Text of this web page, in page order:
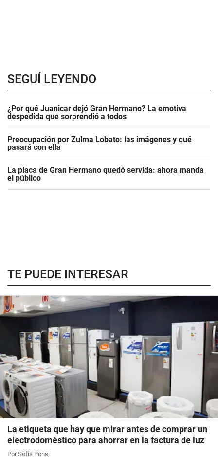
SEGUÍ LEYENDO
¿Por qué Juanicar dejó Gran Hermano? La emotiva
despedida que sorprendió a todos
Preocupación por Zulma Lobato: las imágenes y qué
pasará con ella
La placa de Gran Hermano quedó servida: ahora manda
el público
TE PUEDE INTERESAR
La etiqueta que hay que mirar antes de comprar un
electrodoméstico para ahorrar en la factura de luz
Por Sofía Pons